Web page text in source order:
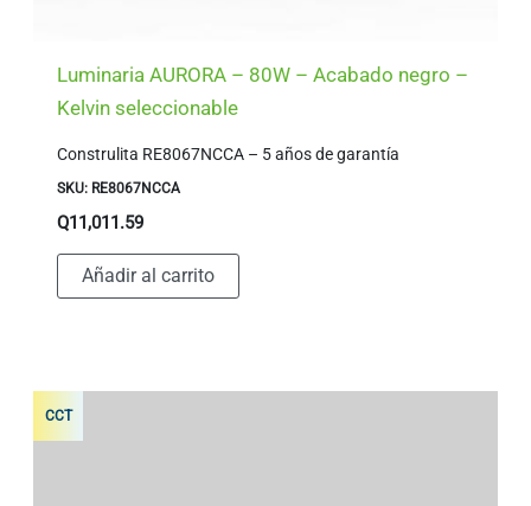
Luminaria AURORA – 80W – Acabado negro –
Kelvin seleccionable
Construlita RE8067NCCA – 5 años de garantía
SKU: RE8067NCCA
Q11,011.59
Añadir al carrito
CCT